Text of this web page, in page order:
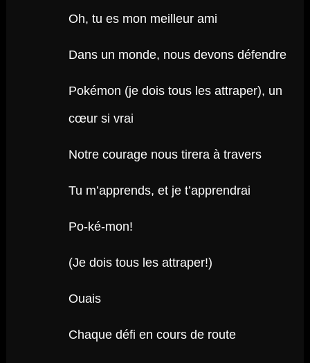
Oh, tu es mon meilleur ami
Dans un monde, nous devons défendre
Pokémon (je dois tous les attraper), un
cœur si vrai
Notre courage nous tirera à travers
Tu m’apprends, et je t’apprendrai
Po-ké-mon!
(Je dois tous les attraper!)
Ouais
Chaque défi en cours de route